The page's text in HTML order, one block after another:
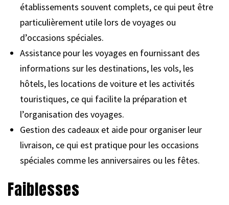
établissements souvent complets, ce qui peut être
particulièrement utile lors de voyages ou
d’occasions spéciales.
Assistance pour les voyages en fournissant des
informations sur les destinations, les vols, les
hôtels, les locations de voiture et les activités
touristiques, ce qui facilite la préparation et
l’organisation des voyages.
Gestion des cadeaux et aide pour organiser leur
livraison, ce qui est pratique pour les occasions
spéciales comme les anniversaires ou les fêtes.
Faiblesses